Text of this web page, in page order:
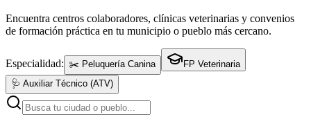
Encuentra centros colaboradores, clínicas veterinarias y convenios
de formación práctica en tu municipio o pueblo más cercano.
Especialidad: ✂️ Peluquería Canina
FP Veterinaria
🩺 Auxiliar Técnico (ATV)